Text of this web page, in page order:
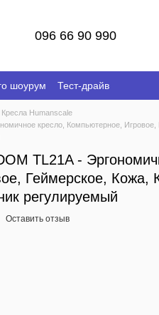
096 66 90 990
шоурум
Тест-драйв
Кресла Humanscale
кресло, Компьютерное, Игровое,
TL21A -
Геймерское, Кожа,
регулируемый
Оставить отзыв